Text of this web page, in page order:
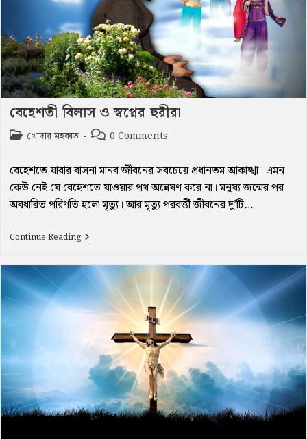
বেহেশতী বিলাস ও স্বপ্নের হুরীরা
Postখোদার মহব্বত
Post0 Comments
বেহেশতে যাবার বাসনা মানব জীবনের সবচেয়ে প্রধানতম আকাঙ্খা। এমন
কেউ নেই যে বেহেশতে যাওয়ার পথ অন্নেষণ করে না। মনুষ্য জন্মের পর
অবধারিত পরিণতি হলো মৃত্যু। আর মৃত্যু পরবর্ত্তী জীবনের দু’টি…
Continue Readingবেহেশতী
বিলাস
স্বপ্নের